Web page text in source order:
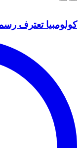
كولومبيا تعترف